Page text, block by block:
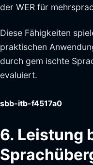
der WER für
Diese Fähigkeiten
praktischen
durch gem ischte
evaluiert.
sbb-itb-f4517a0
6. Leistung